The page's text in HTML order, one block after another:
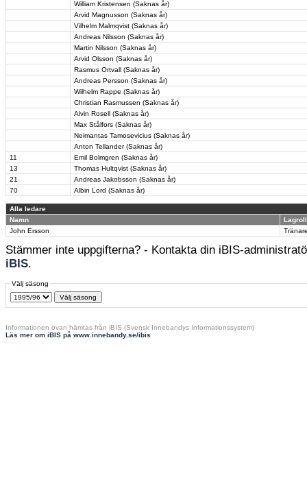
William Kristensen (Saknas år)
Arvid Magnusson (Saknas år)
Vilhelm Malmqvist (Saknas år)
Andreas Nilsson (Saknas år)
Martin Nilsson (Saknas år)
Arvid Olsson (Saknas år)
Rasmus Ortvall (Saknas år)
Andreas Persson (Saknas år)
Wilhelm Rappe (Saknas år)
Christian Rasmussen (Saknas år)
Alvin Rosell (Saknas år)
Max Stålfors (Saknas år)
Neimantas Tamosevicius (Saknas år)
Anton Tellander (Saknas år)
11
Emil Bolmgren (Saknas år)
13
Thomas Hultqvist (Saknas år)
21
Andreas Jakobsson (Saknas år)
70
Albin Lord (Saknas år)
Alla ledare
Namn
Lagroll
John Ersson
Stämmer inte uppgifterna? - Kontakta din iBIS-
iBIS.
Välj säsong
Informationen ovan hämtas från iBIS (Svensk Innebandys Informationssystem)
Läs mer om iBIS på www.innebandy.se/ibis